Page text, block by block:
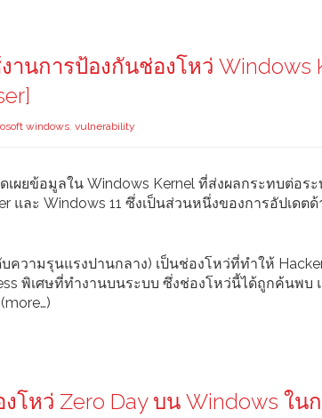
นการป้องกันช่องโหว่ Windows
windows, vulnerability
เผยข้อมูลใน Windows Kernel ที่ส่งผลกระทบต่อร
และ Windows 11 ซึ่งเป็นส่วนหนึ่งของการอัปเด
ความรุนแรงปานกลาง) เป็นช่องโหว่ที่ทำให้
พิเศษที่ทำงานบนระบบ ซึ่งช่องโหว่นี้ได้ถูกค้นพบ
โหว่ Zero Day บน Windows ใน